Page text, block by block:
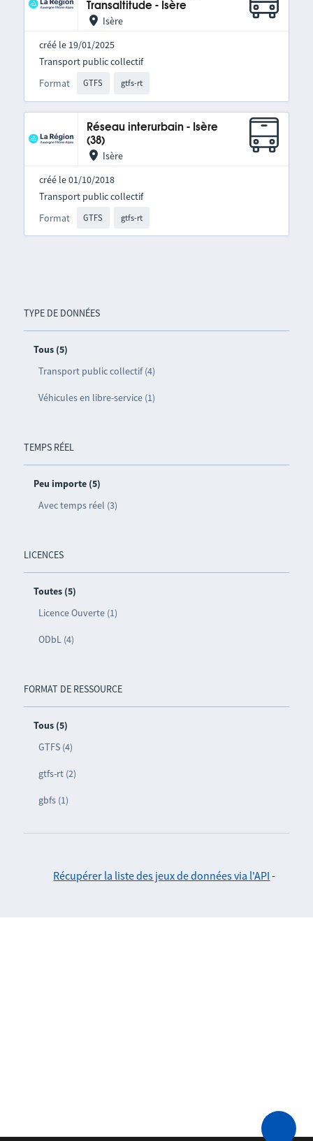
TYPE DE DONNÉES
Tous (5)
Transport public collectif (4)
Véhicules en libre-service (1)
TEMPS RÉEL
Peu importe (5)
Avec temps réel (3)
LICENCES
Toutes (5)
Licence Ouverte (1)
ODbL (4)
FORMAT DE RESSOURCE
Tous (5)
GTFS (4)
gtfs-rt (2)
gbfs (1)
Transaltitude - Isère
Isère
créé le 19/01/2025
Format GTFS gtfs-rt
Transport public collectif
Réseau interurbain - Isère
(38)
Isère
créé le 01/10/2018
Format GTFS gtfs-rt
Transport public collectif
Récupérer la liste des jeux de données via l'API -